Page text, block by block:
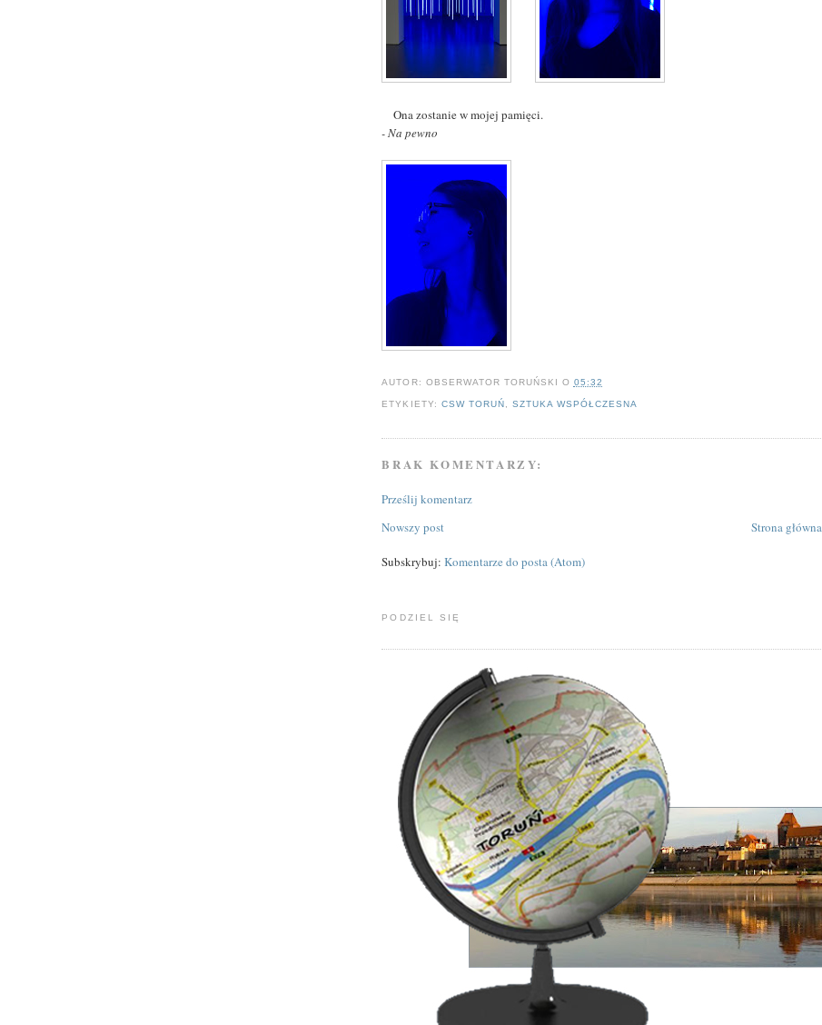
Ona zostanie w mojej pamięci.
- Na pewno
AUTOR: OBSERWATOR TORUŃSKI O 05:32
ETYKIETY: CSW TORUŃ SZTUKA WSPÓŁCZESNA
BRAK KOMENTARZY:
Prześlij komentarz
Nowszy post
Strona główna
Subskrybuj:Komentarze do posta (Atom)
PODZIEL SIĘ